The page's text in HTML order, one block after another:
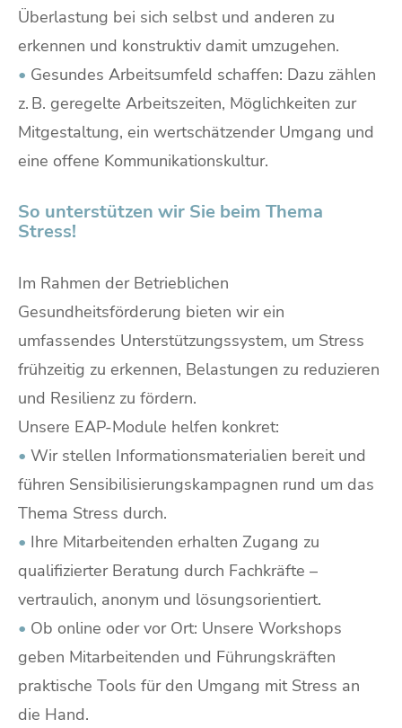
Überlastung bei sich selbst und anderen zu
erkennen und konstruktiv damit umzugehen.
• Gesundes Arbeitsumfeld schaffen: Dazu zählen
z. B. geregelte Arbeitszeiten, Möglichkeiten zur
Mitgestaltung, ein wertschätzender Umgang und
eine offene Kommunikationskultur.
So unterstützen wir Sie beim Thema
Stress!
Im Rahmen der Betrieblichen
Gesundheitsförderung bieten wir ein
umfassendes Unterstützungssystem, um Stress
frühzeitig zu erkennen, Belastungen zu reduzieren
und Resilienz zu fördern.
Unsere EAP-Module helfen konkret:
• Wir stellen Informationsmaterialien bereit und
führen Sensibilisierungskampagnen rund um das
Thema Stress durch.
• Ihre Mitarbeitenden erhalten Zugang zu
qualifizierter Beratung durch Fachkräfte –
vertraulich, anonym und lösungsorientiert.
• Ob online oder vor Ort: Unsere Workshops
geben Mitarbeitenden und Führungskräften
praktische Tools für den Umgang mit Stress an
die Hand.